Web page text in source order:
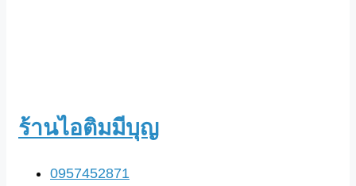
ร้านไอติมมีบุญ
0957452871